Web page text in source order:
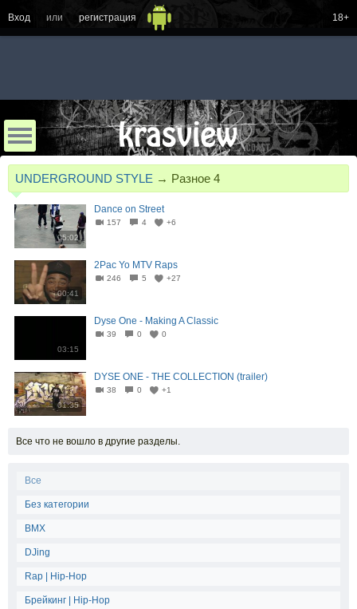
Вход или регистрация 18+
UNDERGROUND STYLE → Разное 4
05:02
Dance on Street
157 4 +6
00:41
2Pac Yo MTV Raps
246 5 +27
03:15
Dyse One - Making A Classic
39 0 0
01:35
DYSE ONE - THE COLLECTION (trailer)
38 0 +1
Все что не вошло в другие разделы.
Все
Без категории
BMX
DJing
Rap | Hip-Hop
Брейкинг | Hip-Hop